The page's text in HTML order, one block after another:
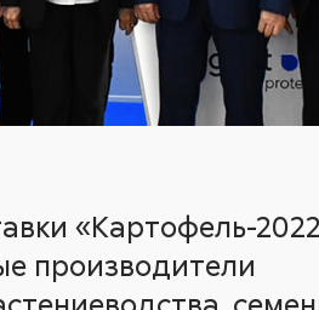
«Картофель-
производители